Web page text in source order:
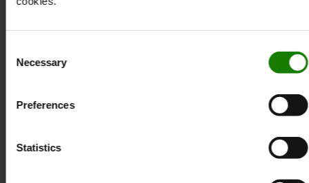
Selection
Necessary
Preferences
Statistics